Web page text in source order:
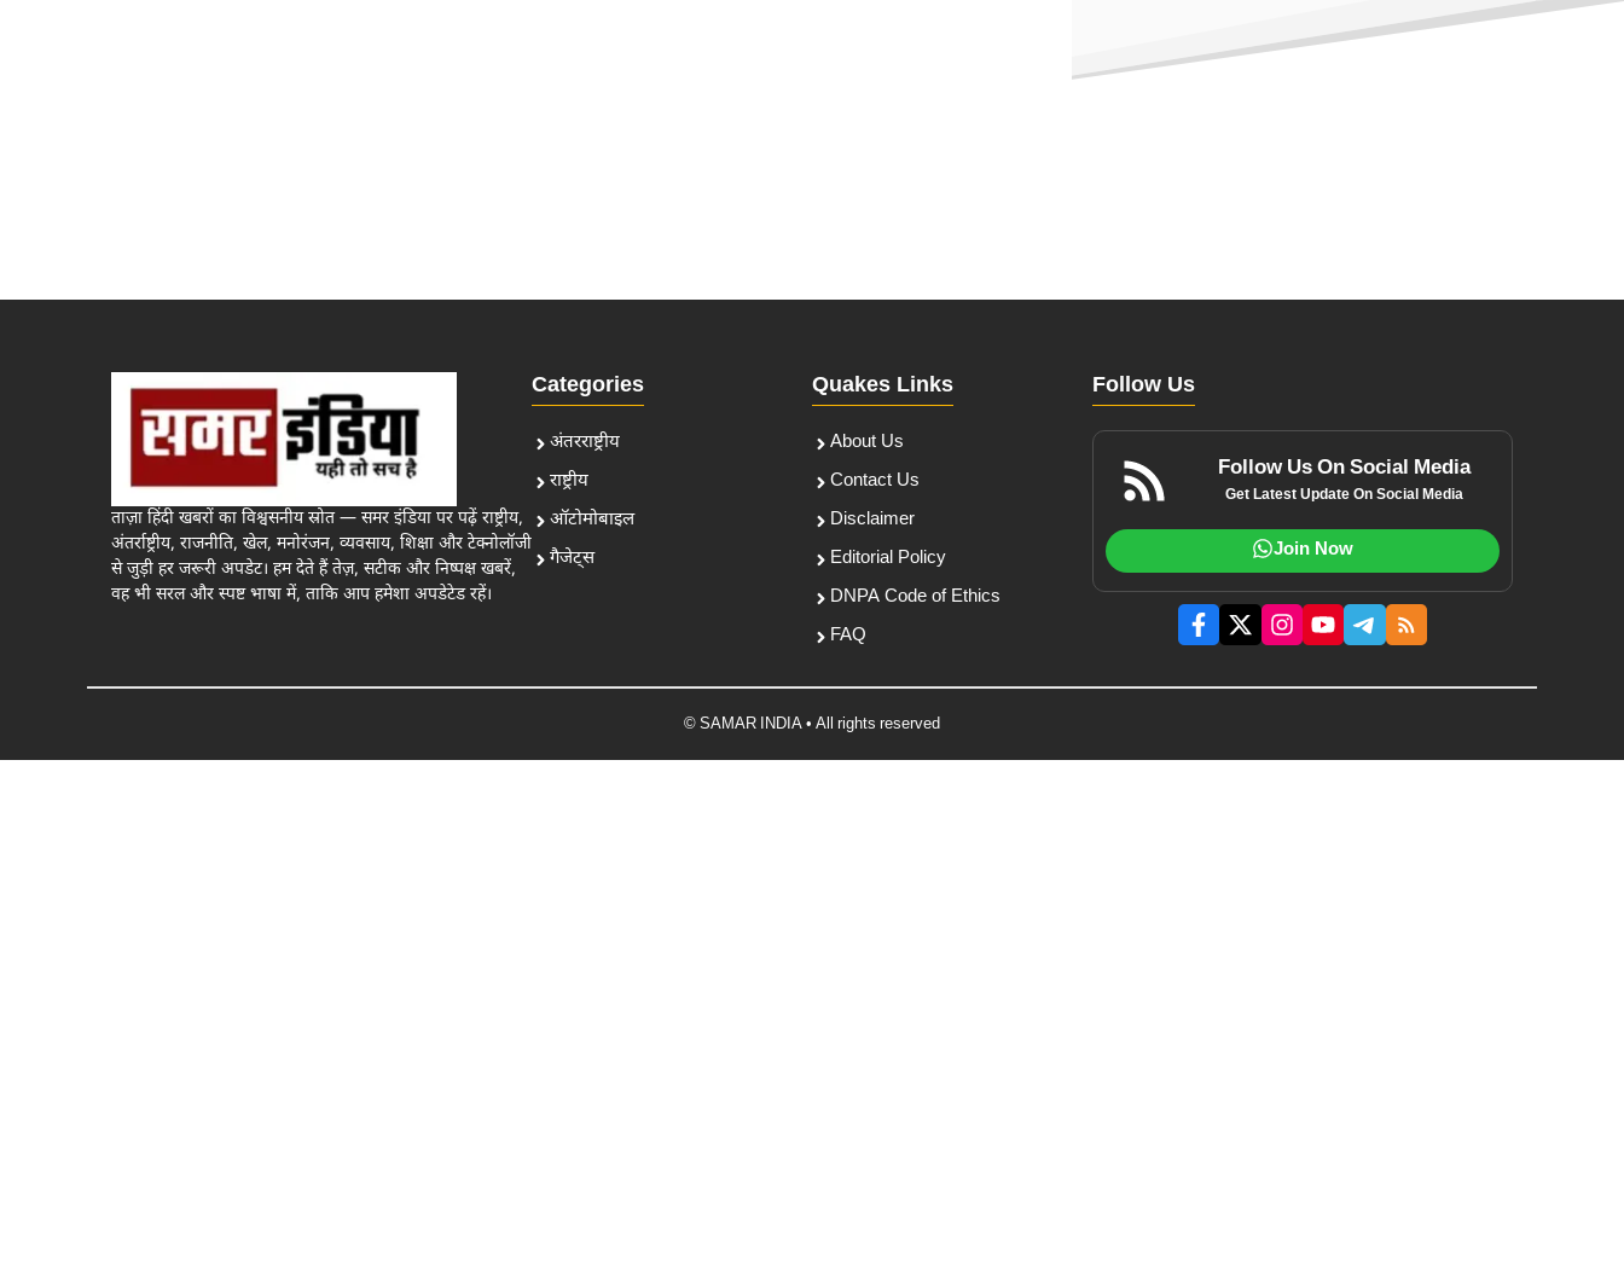
ताज़ा हिंदी खबरों का विश्वसनीय स्रोत — समर इंडिया पर पढ़ें राष्ट्रीय,
अंतर्राष्ट्रीय, राजनीति, खेल, मनोरंजन, व्यवसाय, शिक्षा और टेक्नोलॉजी
से जुड़ी हर जरूरी अपडेट। हम देते हैं तेज़, सटीक और निष्पक्ष खबरें,
वह भी सरल और स्पष्ट भाषा में, ताकि आप हमेशा अपडेटेड रहें।
Categories
अंतरराष्ट्रीय
राष्ट्रीय
ऑटोमोबाइल
गैजेट्स
Quakes Links
About Us
Contact Us
Disclaimer
Editorial Policy
DNPA Code of Ethics
FAQ
Follow Us
Follow Us On Social Media
Get Latest Update On Social Media
Join Now
© SAMAR INDIA • All rights reserved